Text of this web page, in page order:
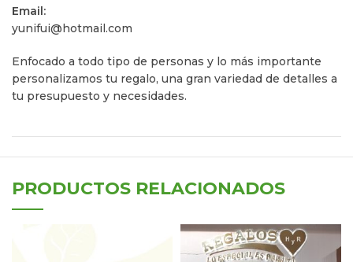
Email:
yunifui@hotmail.com
Enfocado a todo tipo de personas y lo más importante
personalizamos tu regalo, una gran variedad de detalles a
tu presupuesto y necesidades.
PRODUCTOS RELACIONADOS